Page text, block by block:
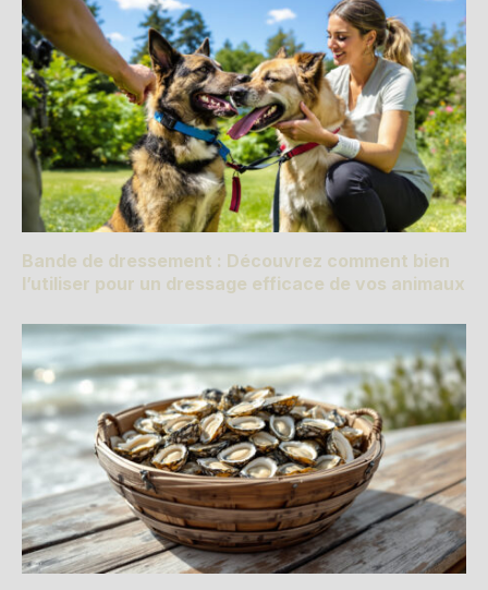
Bande de dressement : Découvrez comment bien
l’utiliser pour un dressage efficace de vos animaux